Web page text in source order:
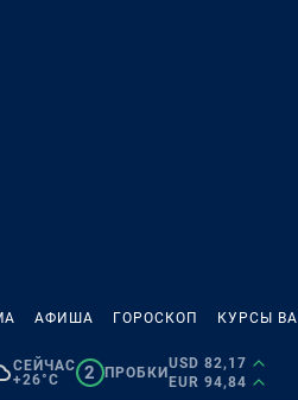
АФИША ГОРОСКОП КУРСЫ
СЕЙЧАС
+26°C
2 ПРОБКИ
USD 82,17
EUR 94,84